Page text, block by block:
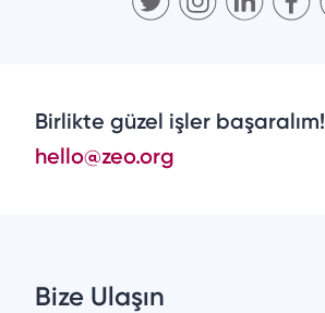
Birlikte güzel işler başaralım!
hello@zeo.org
Bize Ulaşın